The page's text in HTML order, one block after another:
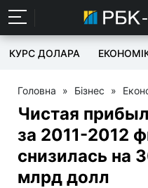
КУРС ДОЛАРА
Головна » Бізнес »
Чистая
за 2011-2012
снизилась на
млрд долл